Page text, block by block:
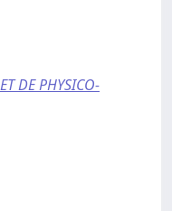
DE PHYSICO-